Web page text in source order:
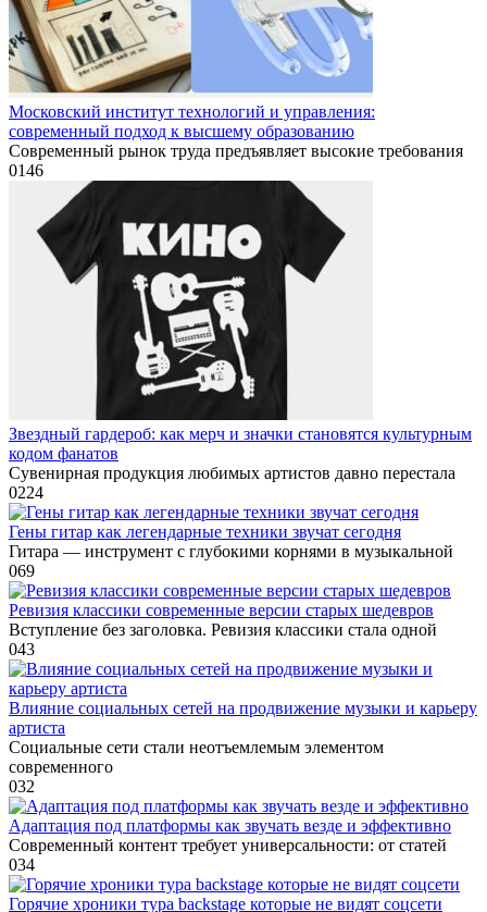
Московский институт технологий и управления:
современный подход к высшему образованию
Современный рынок труда предъявляет высокие требования
0146
Звездный гардероб: как мерч и значки становятся культурным
кодом фанатов
Сувенирная продукция любимых артистов давно перестала
0224
Гены гитар как легендарные техники звучат сегодня
Гитара — инструмент с глубокими корнями в музыкальной
069
Ревизия классики современные версии старых шедевров
Вступление без заголовка. Ревизия классики стала одной
043
Влияние социальных сетей на продвижение музыки и карьеру
артиста
Социальные сети стали неотъемлемым элементом
современного
032
Адаптация под платформы как звучать везде и эффективно
Современный контент требует универсальности: от статей
034
Горячие хроники тура backstage которые не видят соцсети